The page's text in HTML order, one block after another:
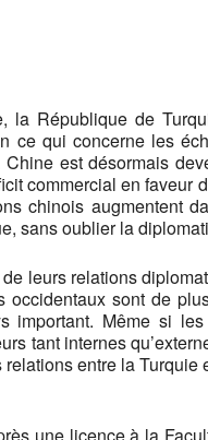
la République de
ce qui concerne les
est désormais
commercial en
chinois augmentent
sans oublier la
leurs relations
sont de
Même si
tant internes
entre la